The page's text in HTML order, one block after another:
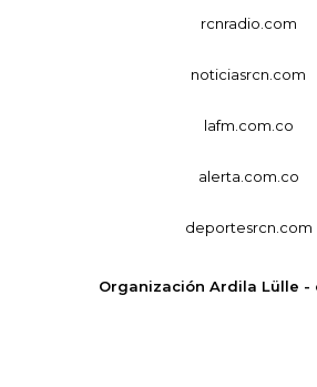
rcnradio.com
noticiasrcn.com
lafm.com.co
alerta.com.co
deportesrcn.com
Organización Ardila Lülle -